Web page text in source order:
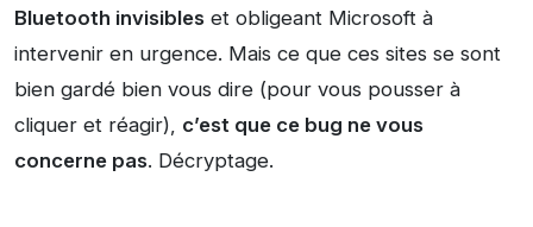
Bluetooth invisibles et obligeant Microsoft à
intervenir en urgence. Mais ce que ces sites se sont
bien gardé bien vous dire (pour vous pousser à
cliquer et réagir), c’est que ce bug ne vous
concerne pas. Décryptage.